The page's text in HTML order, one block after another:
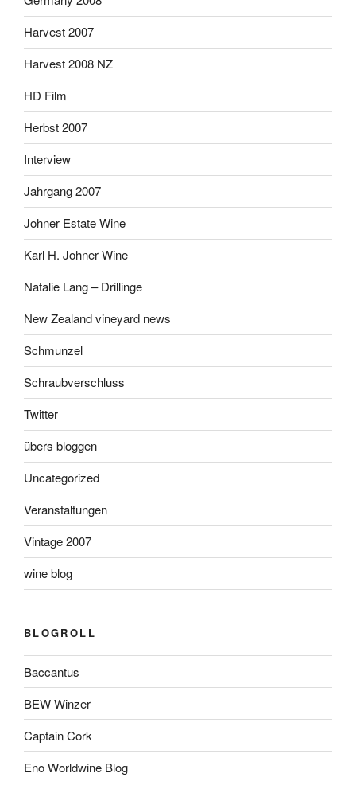
Harvest 2007
Harvest 2008 NZ
HD Film
Herbst 2007
Interview
Jahrgang 2007
Johner Estate Wine
Karl H. Johner Wine
Natalie Lang – Drillinge
New Zealand vineyard news
Schmunzel
Schraubverschluss
Twitter
übers bloggen
Uncategorized
Veranstaltungen
Vintage 2007
wine blog
BLOGROLL
Baccantus
BEW Winzer
Captain Cork
Eno Worldwine Blog